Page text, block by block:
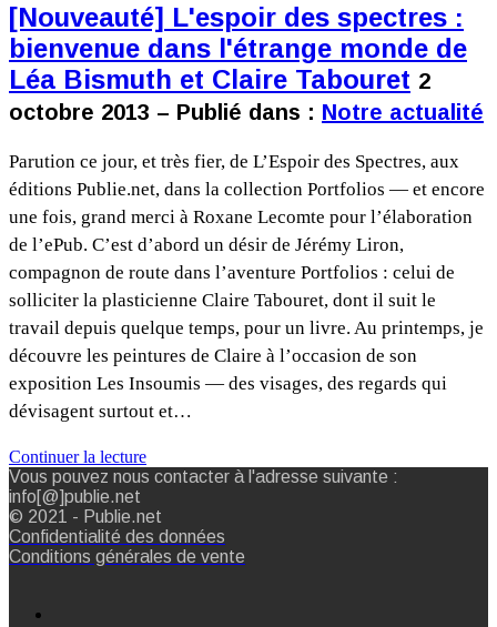
[Nouveauté] L'espoir des spectres :
bienvenue dans l'étrange monde de
Léa Bismuth et Claire Tabouret 2
octobre 2013 – Publié dans : Notre actualité
Parution ce jour, et très fier, de L’Espoir des Spectres, aux
éditions Publie.net, dans la collection Portfolios — et encore
une fois, grand merci à Roxane Lecomte pour l’élaboration
de l’ePub. C’est d’abord un désir de Jérémy Liron,
compagnon de route dans l’aventure Portfolios : celui de
solliciter la plasticienne Claire Tabouret, dont il suit le
travail depuis quelque temps, pour un livre. Au printemps, je
découvre les peintures de Claire à l’occasion de son
exposition Les Insoumis — des visages, des regards qui
dévisagent surtout et…
Continuer la lecture
Vous pouvez nous contacter à l'adresse suivante :
info[@]publie.net
© 2021 - Publie.net
Confidentialité des données
Conditions générales de vente